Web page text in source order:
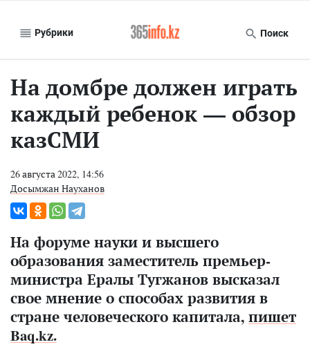
Рубрики Поиск
На домбре должен играть
каждый ребенок — обзор
казСМИ
26 августа 2022, 14:56
Досымжан Науханов
На форуме науки и высшего
образования заместитель премьер-
министра Ералы Тугжанов высказал
свое мнение о способах развития в
стране человеческого капитала, пишет
Baq.kz.